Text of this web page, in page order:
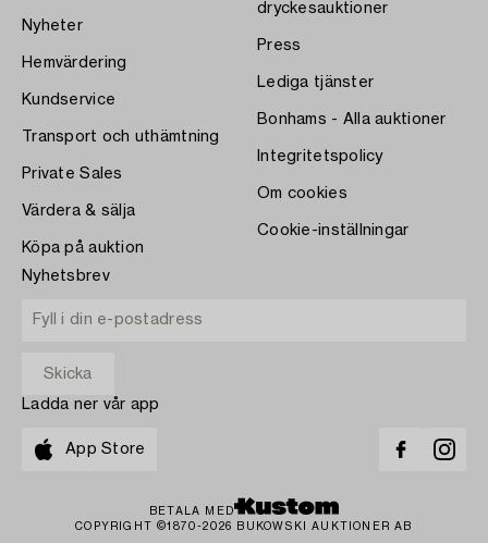
Nyheter
Hemvärdering
Kundservice
Transport och uthämtning
Private Sales
Värdera & sälja
Köpa på auktion
dryckesauktioner
Press
Lediga tjänster
Bonhams - Alla auktioner
Integritetspolicy
Om cookies
Cookie-inställningar
Nyhetsbrev
Ladda ner vår app
App Store
BETALA MED
COPYRIGHT ©1870-2026 BUKOWSKI AUKTIONER AB